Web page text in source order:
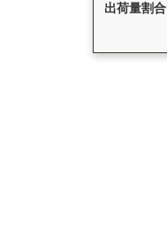
出荷量割合